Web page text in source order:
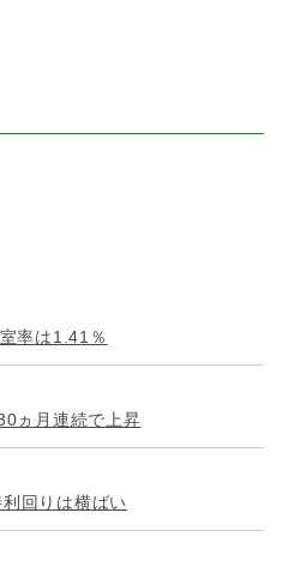
率は1.41％
ヵ月連続で上昇
回りは横ばい